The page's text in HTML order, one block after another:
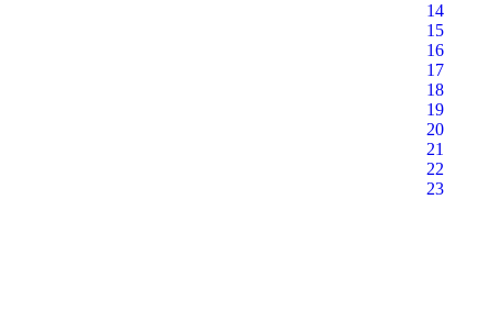
14
15
16
17
18
19
20
21
22
23